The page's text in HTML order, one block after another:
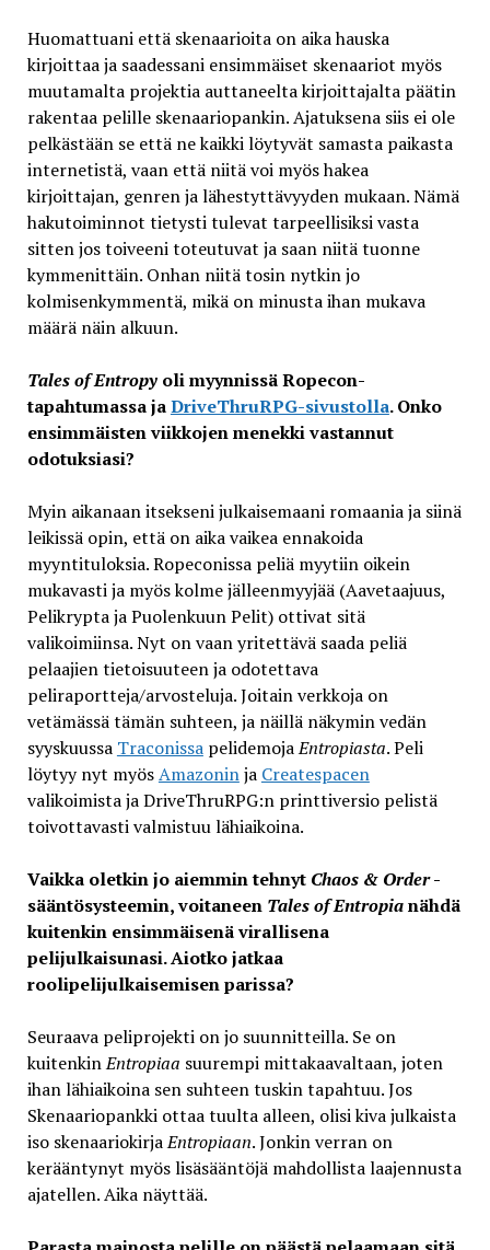
Huomattuani että skenaarioita on aika hauska
kirjoittaa ja saadessani ensimmäiset skenaariot myös
muutamalta projektia auttaneelta kirjoittajalta päätin
rakentaa pelille skenaariopankin. Ajatuksena siis ei ole
pelkästään se että ne kaikki löytyvät samasta paikasta
internetistä, vaan että niitä voi myös hakea
kirjoittajan, genren ja lähestyttävyyden mukaan. Nämä
hakutoiminnot tietysti tulevat tarpeellisiksi vasta
sitten jos toiveeni toteutuvat ja saan niitä tuonne
kymmenittäin. Onhan niitä tosin nytkin jo
kolmisenkymmentä, mikä on minusta ihan mukava
määrä näin alkuun.
Tales of Entropyoli myynnissä Ropecon-
tapahtumassa jaDriveThruRPG-sivustolla. Onko
ensimmäisten viikkojen menekki vastannut
odotuksiasi?
Myin aikanaan itsekseni julkaisemaani romaania ja siinä
leikissä opin, että on aika vaikea ennakoida
myyntituloksia. Ropeconissa peliä myytiin oikein
mukavasti ja myös kolme jälleenmyyjää (Aavetaajuus,
Pelikrypta ja Puolenkuun Pelit) ottivat sitä
valikoimiinsa. Nyt on vaan yritettävä saada peliä
pelaajien tietoisuuteen ja odotettava
peliraportteja/arvosteluja. Joitain verkkoja on
vetämässä tämän suhteen, ja näillä näkymin vedän
syyskuussa TraconissapelidemojaEntropiasta. Peli
löytyy nyt myösAmazoninja Createspacen
valikoimista ja DriveThruRPG:n printtiversio pelistä
toivottavasti valmistuu lähiaikoina.
Vaikka oletkin jo aiemmin tehnyt Chaos & Order-
sääntösysteemin, voitaneen Tales of Entropianähdä
kuitenkin ensimmäisenä virallisena
pelijulkaisunasi. Aiotko jatkaa
roolipelijulkaisemisen parissa?
Seuraava peliprojekti on jo suunnitteilla. Se on
kuitenkinEntropiaa suurempi mittakaavaltaan, joten
ihan lähiaikoina sen suhteen tuskin tapahtuu. Jos
Skenaariopankki ottaa tuulta alleen, olisi kiva julkaista
iso skenaariokirjaEntropiaan. Jonkin verran on
kerääntynyt myös lisäsääntöjä mahdollista laajennusta
ajatellen. Aika näyttää.